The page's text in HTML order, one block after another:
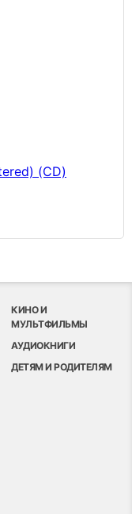
(CD)
КИНО И
МУЛЬТФИЛЬМЫ
АУДИОКНИГИ
ДЕТЯМ И РОДИТЕЛЯМ